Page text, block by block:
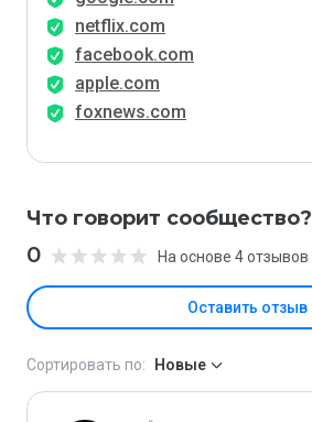
netflix.com
facebook.com
apple.com
foxnews.com
Что говорит сообщество?
0 На основе 4 отзывов
Оставить отзыв
Сортировать по: Новые